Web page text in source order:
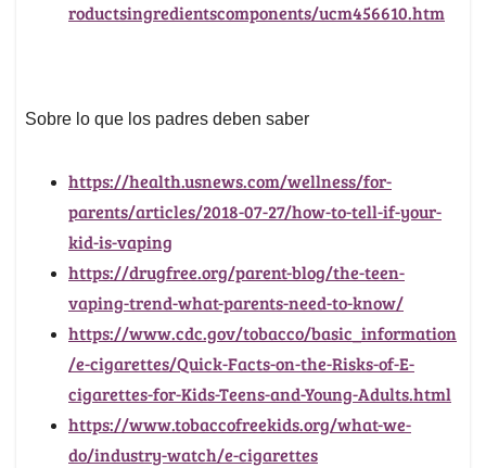
roductsingredientscomponents/ucm456610.htm
Sobre lo que los padres deben saber
https://health.usnews.com/wellness/for-
parents/articles/2018-07-27/how-to-tell-if-your-
kid-is-vaping
https://drugfree.org/parent-blog/the-teen-
vaping-trend-what-parents-need-to-know/
https://www.cdc.gov/tobacco/basic_information
/e-cigarettes/Quick-Facts-on-the-Risks-of-E-
cigarettes-for-Kids-Teens-and-Young-Adults.html
https://www.tobaccofreekids.org/what-we-
do/industry-watch/e-cigarettes